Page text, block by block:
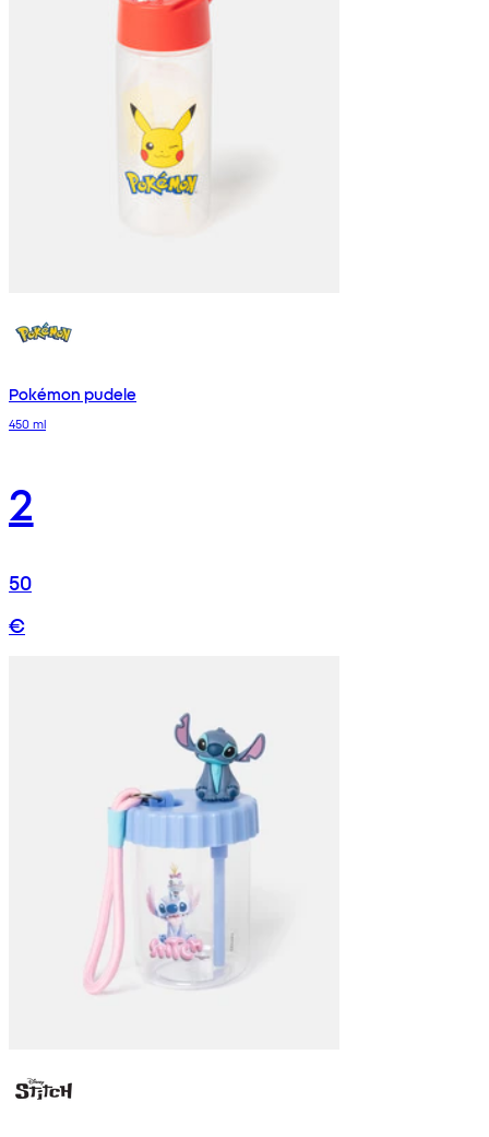
Pokémon pudele
450 ml
2
50
€